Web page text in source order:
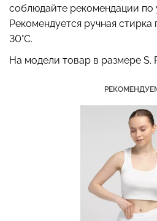
соблюдайте рекомендации по
Рекомендуется ручная
30°C.
На модели товар в размере S.
Бесшовные стринги
STRING BRIEFS (черный)
Giulia
179 грн.299 грн.
489